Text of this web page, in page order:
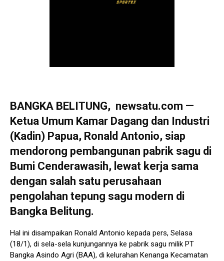
BANGKA BELITUNG, newsatu.com —
Ketua Umum Kamar Dagang dan Industri
(Kadin) Papua, Ronald Antonio, siap
mendorong pembangunan pabrik sagu di
Bumi Cenderawasih, lewat kerja sama
dengan salah satu perusahaan
pengolahan tepung sagu modern di
Bangka Belitung.
Hal ini disampaikan Ronald Antonio kepada pers, Selasa
(18/1), di sela-sela kunjungannya ke pabrik sagu milik PT
Bangka Asindo Agri (BAA), di kelurahan Kenanga Kecamatan